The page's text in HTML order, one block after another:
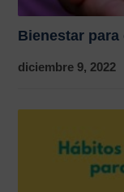
Bienestar para
diciembre 9, 2022